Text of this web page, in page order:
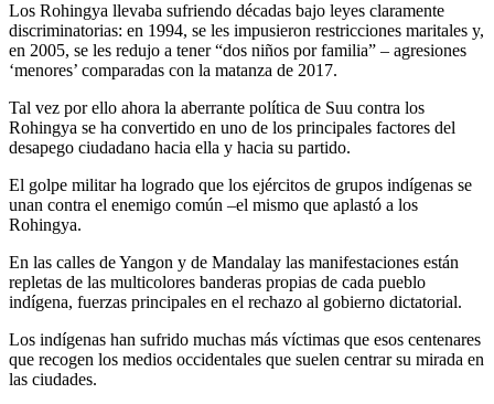
Los Rohingya llevaba sufriendo décadas bajo leyes claramente
discriminatorias: en 1994, se les impusieron restricciones maritales y,
en 2005, se les redujo a tener “dos niños por familia” – agresiones
‘menores’ comparadas con la matanza de 2017.
Tal vez por ello ahora la aberrante política de Suu contra los
Rohingya se ha convertido en uno de los principales factores del
desapego ciudadano hacia ella y hacia su partido.
El golpe militar ha logrado que los ejércitos de grupos indígenas se
unan contra el enemigo común –el mismo que aplastó a los
Rohingya.
En las calles de Yangon y de Mandalay las manifestaciones están
repletas de las multicolores banderas propias de cada pueblo
indígena, fuerzas principales en el rechazo al gobierno dictatorial.
Los indígenas han sufrido muchas más víctimas que esos centenares
que recogen los medios occidentales que suelen centrar su mirada en
las ciudades.